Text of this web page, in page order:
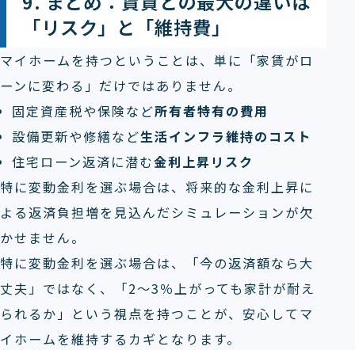
「リスク」と「維持費」
マイホームを持つということは、単に「家賃がロ
ーンに変わる」だけではありません。
固定資産税や保険など所有者特有の費用
設備更新や修繕など生活インフラ維持のコスト
住宅ローン返済に潜む金利上昇リスク
特に変動金利を選ぶ場合は、将来的な金利上昇に
よる返済負担増を見込んだシミュレーションが欠
かせません。
特に変動金利を選ぶ場合は、「今の返済額なら大
丈夫」ではなく、「2～3％上がっても家計が耐え
られるか」という視点を持つことが、安心してマ
イホームを維持するカギとなります。